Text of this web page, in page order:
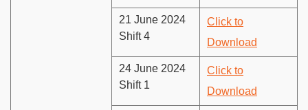
21 June 2024
Shift 4
Click to
Download
24 June 2024
Shift 1
Click to
Download